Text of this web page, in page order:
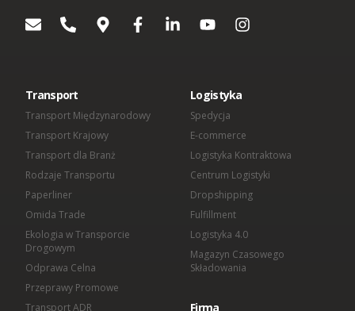
wycofania.
Omida Solutions Sp. z o.o.
Omida Iberica SL
Omida Shared Services Center Sp. z o.o.
Transport
Transport Międzynarodowy
Transport Krajowy
Transport dla Branż
Rodzaje Transportu
Paperliner
Omida Trade
Ekologia w Transporcie
Drogowym
Odprawa Celna
Przeprawy Promowe
Transport ADR
Logistyka
Spedycja
E-commerce
Logistyka Kontraktowa
Centrum Logistyki
Dropshipping
Fulfillment
Logistyka 4.0
Magazyn Czasowego
Składowania
Firma